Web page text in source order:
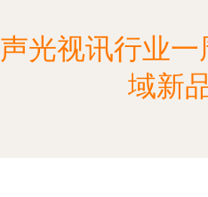
声光视讯行业
域新